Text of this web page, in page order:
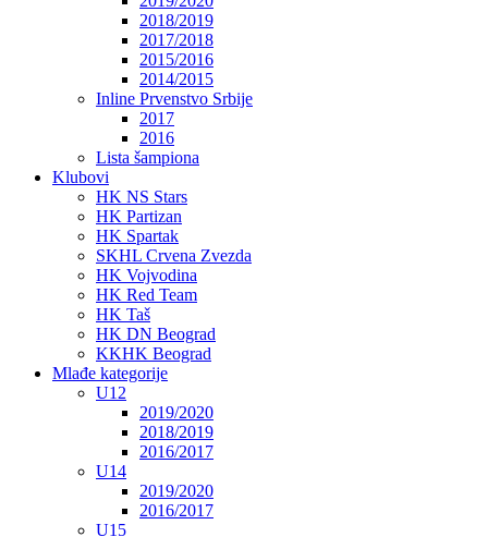
2018/2019
2017/2018
2015/2016
2014/2015
Inline Prvenstvo Srbije
2017
2016
Lista šampiona
Klubovi
HK NS Stars
HK Partizan
HK Spartak
SKHL Crvena Zvezda
HK Vojvodina
HK Red Team
HK Taš
HK DN Beograd
KKHK Beograd
Mlađe kategorije
U12
2019/2020
2018/2019
2016/2017
U14
2019/2020
2016/2017
U15